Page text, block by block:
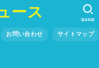
ース
お問い合わせ サイトマップ
SEARCH